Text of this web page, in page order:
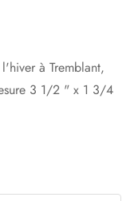
à Tremblant,
3 1/2 " x 1 3/4